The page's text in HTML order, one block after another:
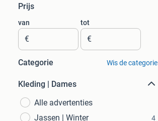
Prijs
van
€
tot
€
Categorie Wis de categorie
Kleding | Dames
Alle advertenties
Jassen | Winter
4